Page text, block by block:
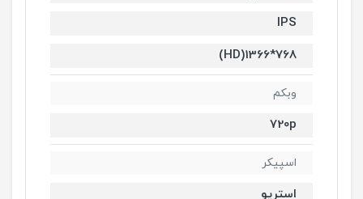
IPS
768*1366(HD)
وبکم
720p
اسپیکر
استریو